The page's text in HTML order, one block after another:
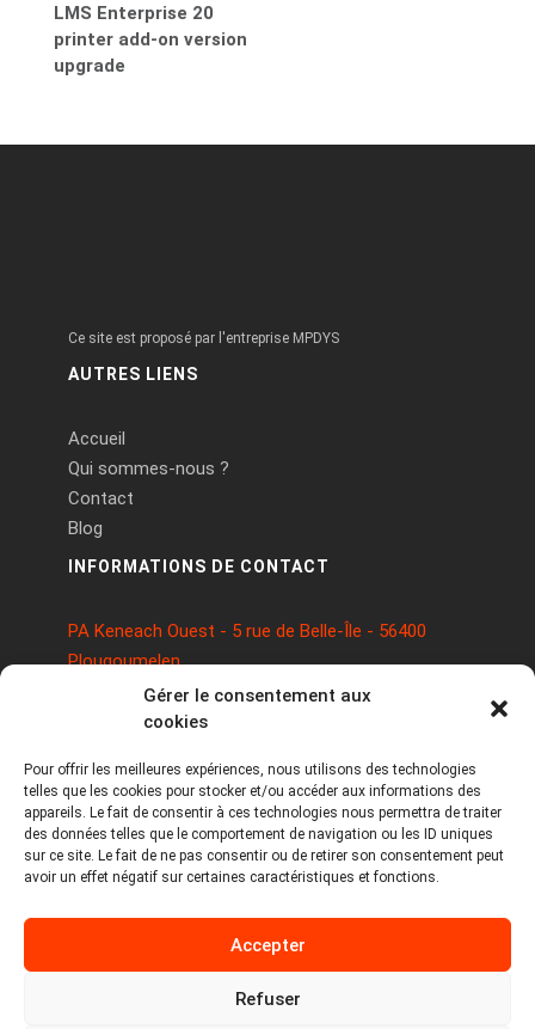
Gérer le consentement aux
cookies
Pour offrir les meilleures expériences, nous utilisons des technologies
telles que les cookies pour stocker et/ou accéder aux informations des
appareils. Le fait de consentir à ces technologies nous permettra de traiter
des données telles que le comportement de navigation ou les ID uniques
sur ce site. Le fait de ne pas consentir ou de retirer son consentement peut
avoir un effet négatif sur certaines caractéristiques et fonctions.
Accepter
Refuser
LMS Enterprise 20
printer add-on version
upgrade
Ce site est proposé par l'entreprise MPDYS
AUTRES LIENS
Accueil
Qui sommes-nous ?
Contact
Blog
INFORMATIONS DE CONTACT
PA Keneach Ouest - 5 rue de Belle-Île - 56400
Plougoumelen
contact@logiciels-etiquettes.com
09 71 37 25 93
Copyright © 2026 Tous droits réservés -
MPDYS